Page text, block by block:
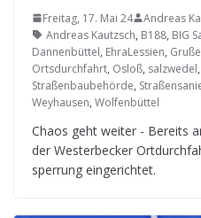
Freitag, 17. Mai 24
Andreas
Andreas Kautzsch, B188, BIG
Dannenbüttel, EhraLessien,
Ortsdurchfahrt, Osloß, salzwedel,
Straßenbaubehörde,
Weyhausen, Wolfenbüttel
Chaos geht wei­ter - Bereits
der Wes­ter­be­cker
sper­rung eingerichtet.